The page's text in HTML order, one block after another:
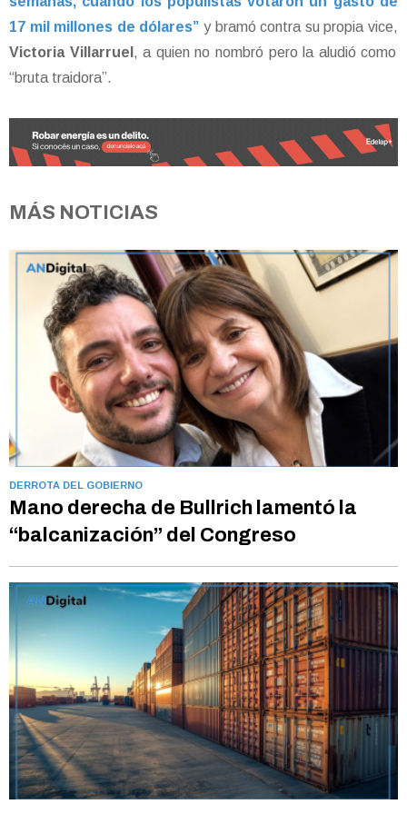
17 mil millones de dólares” y bramó contra su propia vice,
Victoria Villarruel , a quien no nombró pero la aludió como
“bruta traidora”.
MÁS NOTICIAS
DERROTA DEL GOBIERNO
Mano derecha de Bullrich lamentó la
“balcanización” del Congreso